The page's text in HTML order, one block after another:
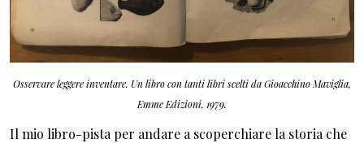
Osservare leggere inventare. Un libro con tanti libri scelti da Gioacchino Maviglia,
Emme Edizioni, 1979.
Il mio libro-pista per andare a scoperchiare la storia che